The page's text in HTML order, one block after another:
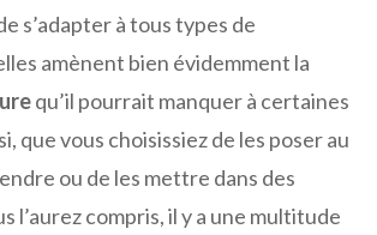
s’adapter à tous types de
amènent bien évidemment la
qu’il pourrait manquer à certaines
que vous choisissiez de les poser au
ou de les mettre dans des
l’aurez compris, il y a une multitude